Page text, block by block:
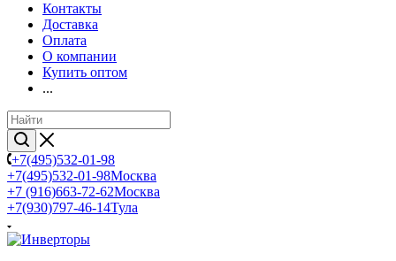
Контакты
Доставка
Оплата
О компании
Купить оптом
...
+7(495)532-01-98
+7(495)532-01-98Москва
+7 (916)663-72-62Москва
+7(930)797-46-14Тула